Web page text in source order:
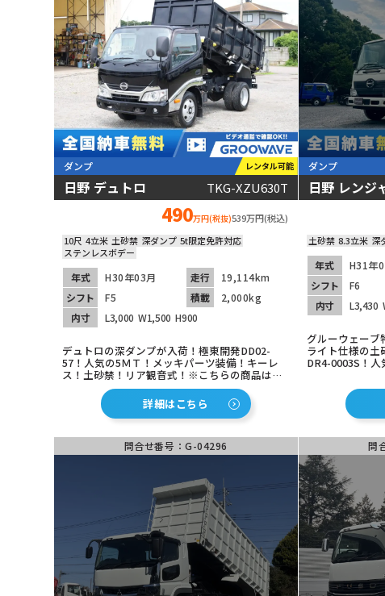
■ 中古車両がカンタンに見つかる!
形状 メーカー
大きさ
大型 増トン 中型 小型 走行距離
年式
〜
ダンプ レンタル可能
日野 デュトロ TKG-XZU630T
490万円(税抜)539万円(税込)
10尺 4立米 土砂禁 深ダンプ 5t限定免許対応
ステンレスボデー
年式 H30年03月 走行
19,114km
シフト
F5 積載
2,000kg
内寸
L3,000 W1,500 H900
デュトロの深ダンプが入荷！極東開発DD02-
57！人気の5ＭＴ！メッキパーツ装備！キーレ
ス！土砂禁！リア観音式！※こちらの商品は茨
城坂東展示場にございますのでまずはお問合せ
下さい！ 詳細はこちら
動画あり
ダンプ
日野 レンジ
土砂禁 8.3立米 深
年式 H31年
シフト
F6
内寸
L3,430
グルーウェーブ
ライト仕様の土
DR4-0003S！
問合せ番号：G-04296 問